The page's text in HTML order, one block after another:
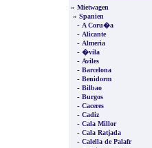
» Mietwagen
» Spanien
- A Coru�a
- Alicante
- Almeria
- �vila
- Aviles
- Barcelona
- Benidorm
- Bilbao
- Burgos
- Caceres
- Cadiz
- Cala Millor
- Cala Ratjada
- Calella de Palafr